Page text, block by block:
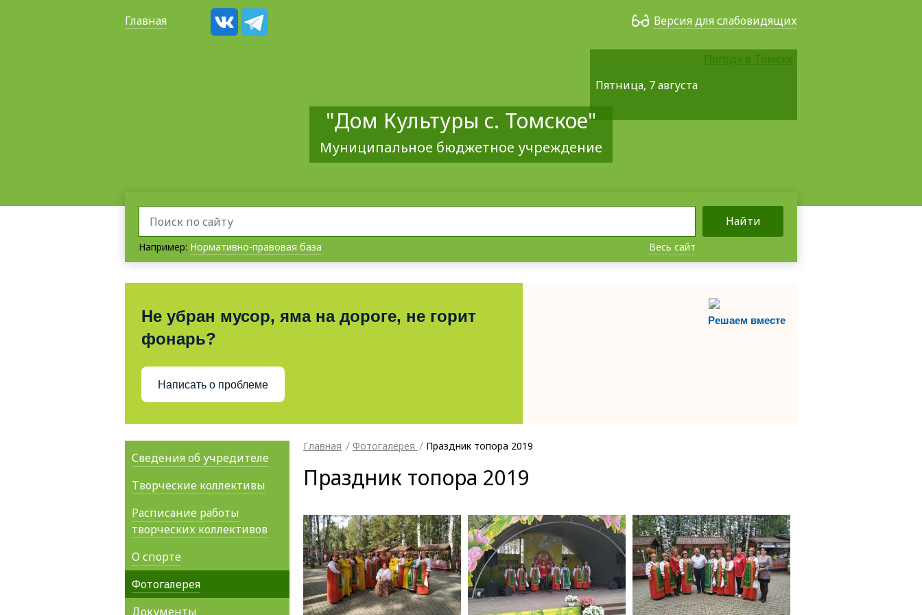
Главная Версия для слабовидящих
"Дом Культуры с. Томское"
Муниципальное бюджетное учреждение
Пятница, 7 августа
Погода в Томске
Найти
Например: Нормативно-правовая база Весь сайт
Решаем вместе
Не убран мусор, яма на дороге, не горит
фонарь?
Написать о проблеме
Главная Фотогалерея Праздник топора 2019
Праздник топора 2019
Сведения об учредителе
Творческие коллективы
Расписание работы
творческих коллективов
О спорте
Фотогалерея
Документы